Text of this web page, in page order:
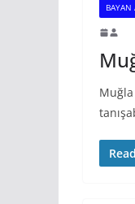
BAYAN